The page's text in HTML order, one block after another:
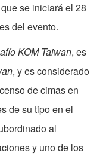
se iniciará el 28
del evento.
KOM Taiwan, es
, y es considerado
de cimas en
de su tipo en el
al
y uno de los